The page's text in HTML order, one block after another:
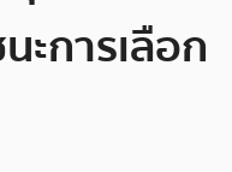
ะการเลือก